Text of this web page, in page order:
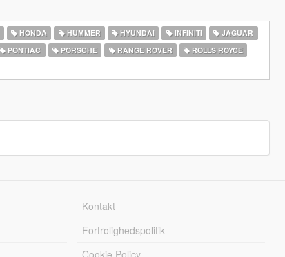
HONDA HUMMER HYUNDAI INFINITI
JAGUAR
PONTIAC PORSCHE RANGE ROVER
ROLLS ROYCE
Kontakt
Fortrolighedspolitik
Cookie Policy